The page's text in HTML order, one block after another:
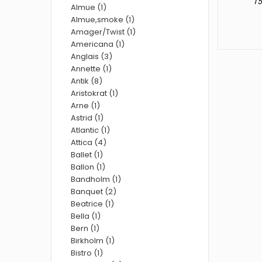
Almue (1)
Almue,smoke (1)
Amager/Twist (1)
Americana (1)
Anglais (3)
Annette (1)
Antik (8)
Aristokrat (1)
Arne (1)
Astrid (1)
Atlantic (1)
Attica (4)
Ballet (1)
Ballon (1)
Bandholm (1)
Banquet (2)
Beatrice (1)
Bella (1)
Bern (1)
Birkholm (1)
Bistro (1)